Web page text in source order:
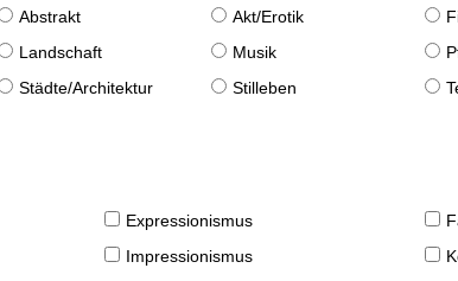
Abstrakt Akt/Erotik
Landschaft Musik
Städte/Architektur Stilleben
Expressionismus
Impressionismus